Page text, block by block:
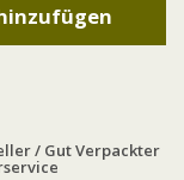
/ Gut Verpackter